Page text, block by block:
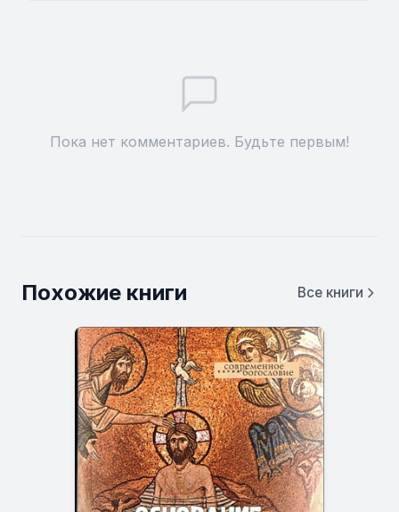
Пока нет комментариев. Будьте первым!
Похожие книги Все книги